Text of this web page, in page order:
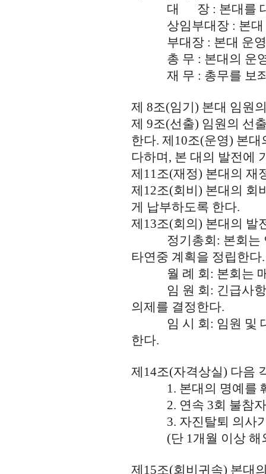
대 장 : 본대를 대표,
상임부대장 : 본대 운
부대장 : 본대 운영을
총 무 : 본대의 운영
재 무 : 총무를 보좌
제 8조(임기) 본대 임원
제 9조(선출) 임원의 선
한다. 제10조(운영) 본
다하며, 본 대의 발전에
제11조(재정) 본대의 재
제12조(회비) 본대의 회
게 납부하도록 한다.
제13조(회의) 본대의 발
정기총회: 본회는 연
타연중 계획을 정립한다.
월 례 회: 본회는 매
임 원 회: 긴급사항이
의제를 결정한다.
임 시 회: 임원 및 대
한다.
제14조(자격상실) 다음
1. 본대의 명예를
2. 연속 3회 불참자
3. 자진탈퇴 의사가
(단 1개월 이상 해외
제15조(회비귀속) 본대